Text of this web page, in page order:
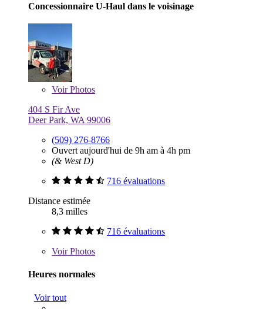
Concessionnaire U-Haul dans le voisinage
VoirPhotos
404 S Fir Ave
Deer Park, WA 99006
(509) 276-8766
Ouvert aujourd'hui de 9h am à 4h pm
(& West D)
716 évaluations
Distance estimée
8,3 milles
716 évaluations
VoirPhotos
Heures normales
Voir tout